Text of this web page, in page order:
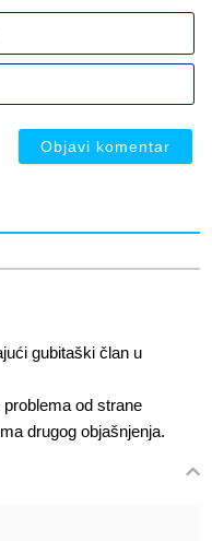
gubitaški član u
od strane
drugog objašnjenja.